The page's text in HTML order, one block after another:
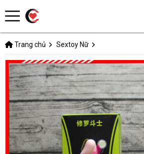
Trang chủ Sextoy Nữ